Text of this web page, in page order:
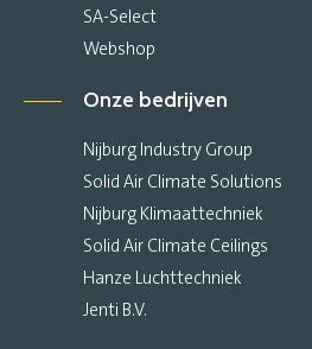
SA-Select
Webshop
Onze bedrijven
Nijburg Industry Group
Solid Air Climate Solutions
Nijburg Klimaattechniek
Solid Air Climate Ceilings
Hanze Luchttechniek
Jenti B.V.